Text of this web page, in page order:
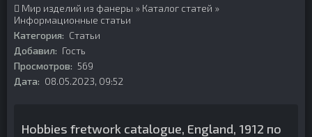
Мир изделий из фанеры » Каталог статей »
Информационные статьи
Категория: Статьи
Добавил: Гость
Просмотров: 569
Дата: 08.05.2023, 09:52
Hobbies fretwork catalogue, England, 1912 по